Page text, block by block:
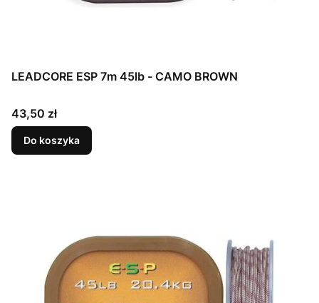
LEADCORE ESP 7m 45lb - CAMO BROWN
Cena
43,50 zł
Do koszyka